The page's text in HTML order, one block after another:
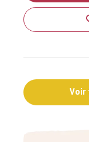
Voir